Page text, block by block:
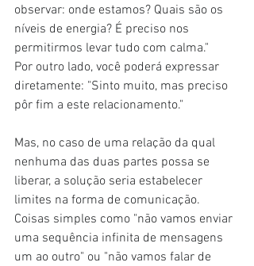
observar: onde estamos? Quais são os
níveis de energia? É preciso nos
permitirmos levar tudo com calma."
Por outro lado, você poderá expressar
diretamente: "Sinto muito, mas preciso
pôr fim a este relacionamento."
Mas, no caso de uma relação da qual
nenhuma das duas partes possa se
liberar, a solução seria estabelecer
limites na forma de comunicação.
Coisas simples como "não vamos enviar
uma sequência infinita de mensagens
um ao outro" ou "não vamos falar de